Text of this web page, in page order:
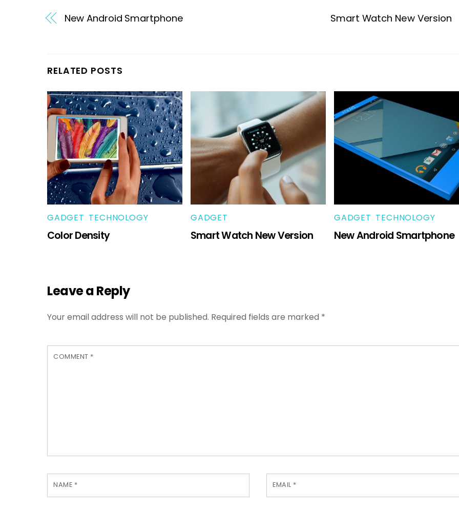
New Android Smartphone Smart Watch New Version
RELATED POSTS
GADGET TECHNOLOGY
Color Density
GADGET
Smart Watch New Version
GADGET TECHNOLOGY
New Android Smartphone
Leave a Reply
Your email address will not be published. Required fields are marked *
COMMENT *
NAME * EMAIL *